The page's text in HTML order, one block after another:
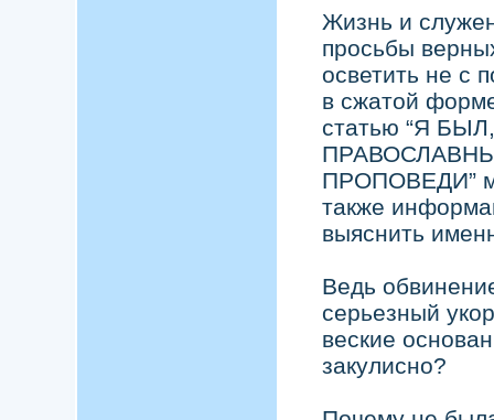
Жизнь и
просьбы
осветить не с
в сжатой
статью “Я
ПРОПОВЕДИ”
также
выяснить
Ведь
серьезный
веские
закулисно?